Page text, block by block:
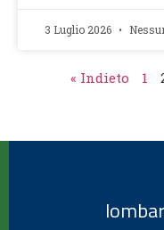
3 Luglio 2026
« Indieto 1